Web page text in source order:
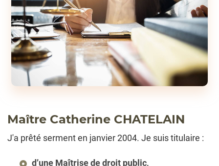
Maître Catherine CHATELAIN
J'a prêté serment en janvier 2004. Je suis titulaire :
d’une Maîtrise de droit public,